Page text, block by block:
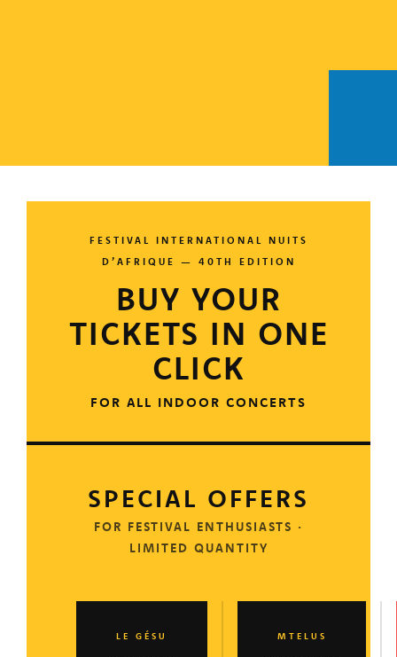
FESTIVAL INTERNATIONAL NUITS
D’AFRIQUE — 40TH EDITION
BUY YOUR
TICKETS IN ONE
CLICK
FOR ALL INDOOR CONCERTS
SPECIAL OFFERS
FOR FESTIVAL ENTHUSIASTS ·
LIMITED QUANTITY
LE GÉSU MTELUS